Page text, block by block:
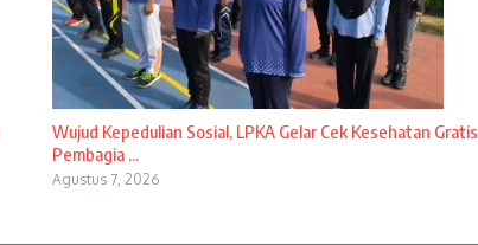
Wujud Kepedulian Sosial, LPKA Gelar Cek Kesehatan Gratis
Pembagia ...
Agustus 7, 2026